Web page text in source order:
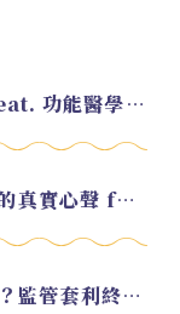
EP.220 好久不見！2026 試錄集 feat. 功能醫學營養師 美寶
EP.219 從銀行高管轉職幣圈 KOL 的真實心聲 feat.龜大
EP.217 美元穩定幣未來會如何演進？監管套利終將收斂？feat. 研究員 余哲安